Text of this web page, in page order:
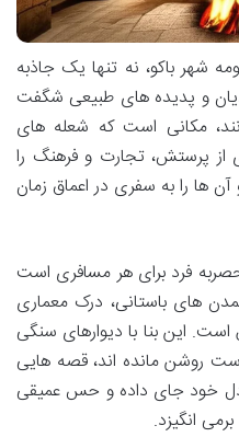
شهر باکو، نه تنها یک جاذبه
و پدیده های طبیعی شگفت
مکانی است که شعله های
از پرستش، تجارت و فرهنگ را
آن ها را به سفری در اعماق زمان
فرد برای هر مسافری است
های باستانی، درک معماری
این بنا با دیوارهای سنگی
روشن مانده اند، قصه هایی
دل خود جای داده و حس عمیقی
انگیزد.